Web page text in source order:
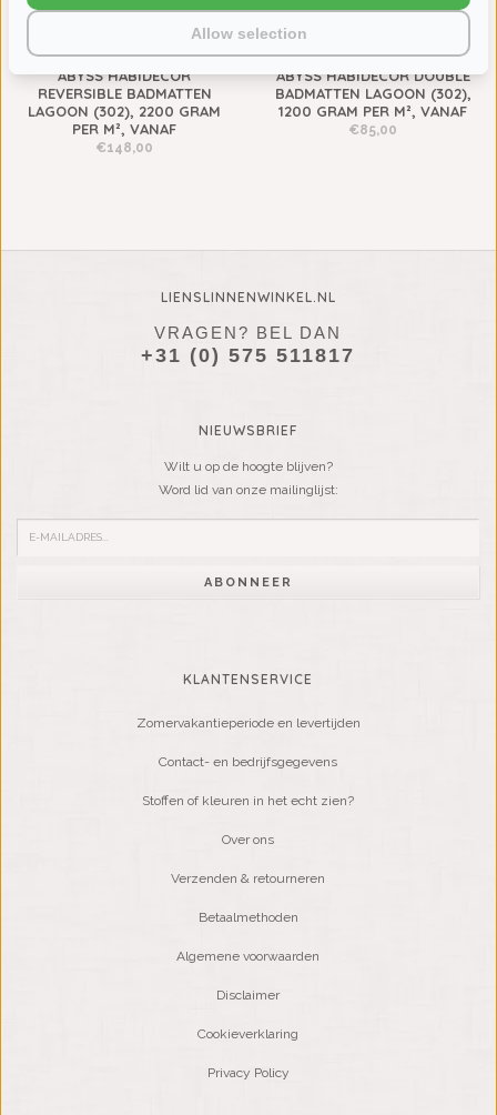
ABYSS HABIDECOR
REVERSIBLE BADMATTEN
LAGOON (302), 2200 GRAM
PER M², VANAF
€148,00
ABYSS HABIDECOR DOUBLE
BADMATTEN LAGOON (302),
1200 GRAM PER M², VANAF
€85,00
LIENSLINNENWINKEL.NL
VRAGEN? BEL DAN
+31 (0) 575 511817
NIEUWSBRIEF
Wilt u op de hoogte blijven?
Word lid van onze mailinglijst:
ABONNEER
KLANTENSERVICE
Zomervakantieperiode en levertijden
Contact- en bedrijfsgegevens
Stoffen of kleuren in het echt zien?
Over ons
Verzenden & retourneren
Betaalmethoden
Algemene voorwaarden
Disclaimer
Cookieverklaring
Privacy Policy
Allow selection